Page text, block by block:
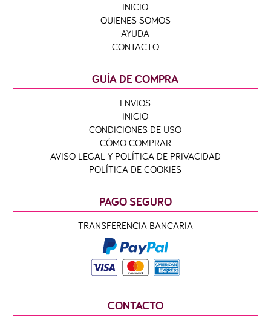
INICIO
QUIENES SOMOS
AYUDA
CONTACTO
GUÍA DE COMPRA
ENVIOS
INICIO
CONDICIONES DE USO
CÓMO COMPRAR
AVISO LEGAL Y POLÍTICA DE PRIVACIDAD
POLÍTICA DE COOKIES
PAGO SEGURO
TRANSFERENCIA BANCARIA
CONTACTO